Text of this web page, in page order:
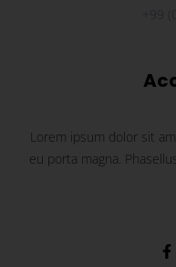
+99
Lorem ipsum dolor sit
eu porta magna.